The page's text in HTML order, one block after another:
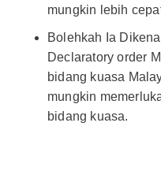
mungkin lebih
Bolehkah Ia
Declaratory order
bidang kuasa
mungkin
bidang kuasa.